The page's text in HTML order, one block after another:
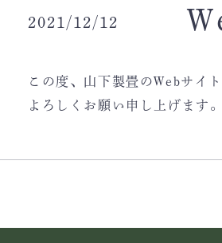
2021/12/12
この度、山下製畳のWebサイ
よろしくお願い申し上げます。